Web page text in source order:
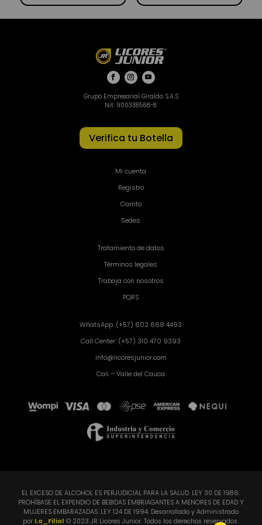
Grupo Empresarial Giraldo S.A.S
Nit: 900338568-8
Verifica tu Botella
Mi cuenta
Registro
Carrito
Sedes
Tratamiento de datos
Términos legales
Trabaja con nosotros
PQRS
WhatsApp: (+57) 602 668 4493
Call Center: (+57) 310 470 9393
info@licoresjunior.com
Cali – Valle del Cauca
EL EXCESO DE ALCOHOL ES PERJUDICIAL PARA LA SALUD. LEY 30 DE 1986.
PROHÍBASE EL EXPENDIO DE BEBIDAS EMBRIAGANTES A MENORES DE EDAD Y
MUJERES EMBARAZADAS. LEY 124 DE 1994. Desarrollado y Administrado
por La_Filial © 2023 JR Licores Junior. Todos los derechos reservados.